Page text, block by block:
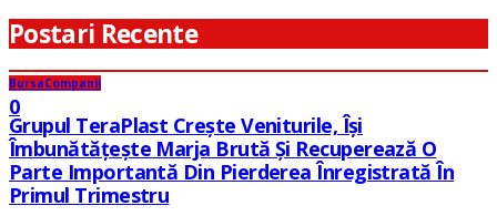
Postari Recente
BursaCompanii
0
Grupul TeraPlast Crește Veniturile, Își
Îmbunătățește Marja Brută Și Recuperează O
Parte Importantă Din Pierderea Înregistrată În
Primul Trimestru